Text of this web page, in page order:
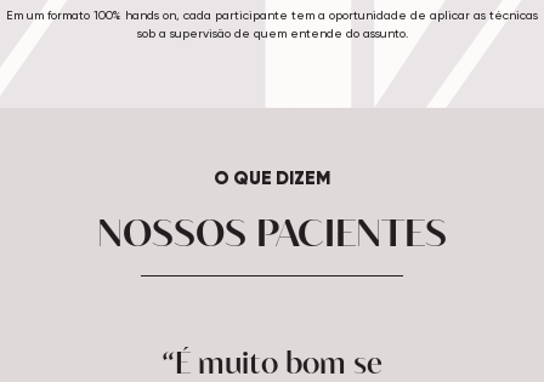
Em um formato 100% hands on, cada participante tem a oportunidade de aplicar as técnicas
sob a supervisão de quem entende do assunto.
O QUE DIZEM
NOSSOS PACIENTES
“É muito bom se